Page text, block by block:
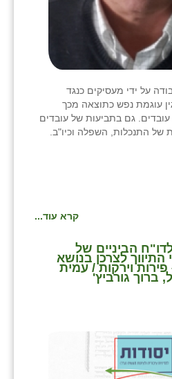
על ידי מעסיקים כנגד
עוגמת נפש כתוצאה מכך
עובדים. גם בתביעות של עובדים
של התנכלות, השפלה וכיו"ב.
קרא עוד...
הביניים של
לצרכן בנושא
וירקות / עמית
ברוך גורביץ'